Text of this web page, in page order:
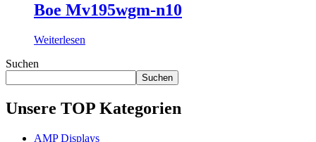
Boe Mv195wgm-n10
Weiterlesen
Suchen
Suchen
Unsere TOP Kategorien
AMP Displays